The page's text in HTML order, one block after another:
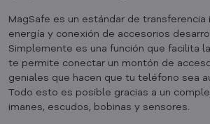
MagSafe es un estándar de transferencia
energía y conexión de accesorios
Simplemente es una función que facilita
te permite conectar un montón de
geniales que hacen que tu teléfono sea
Todo esto es posible gracias a un
imanes, escudos, bobinas y sensores.